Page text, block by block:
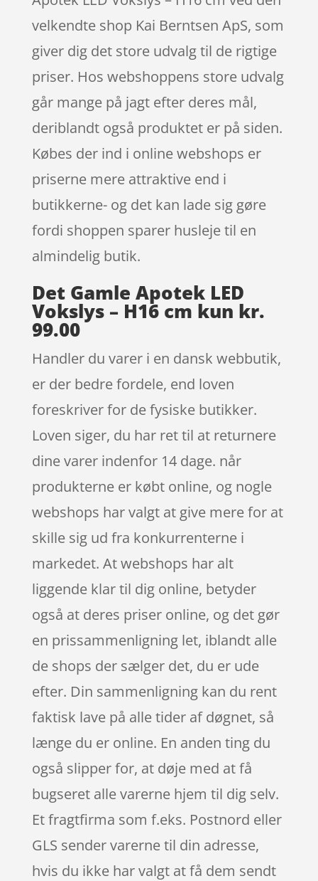
velkendte shop Kai Berntsen ApS, som
giver dig det store udvalg til de rigtige
priser. Hos webshoppens store udvalg
går mange på jagt efter deres mål,
deriblandt også produktet er på siden.
Købes der ind i online webshops er
priserne mere attraktive end i
butikkerne- og det kan lade sig gøre
fordi shoppen sparer husleje til en
almindelig butik.
Det Gamle Apotek LED
Vokslys – H16 cm kun kr.
99.00
Handler du varer i en dansk webbutik,
er der bedre fordele, end loven
foreskriver for de fysiske butikker.
Loven siger, du har ret til at returnere
dine varer indenfor 14 dage. når
produkterne er købt online, og nogle
webshops har valgt at give mere for at
skille sig ud fra konkurrenterne i
markedet. At webshops har alt
liggende klar til dig online, betyder
også at deres priser online, og det gør
en prissammenligning let, iblandt alle
de shops der sælger det, du er ude
efter. Din sammenligning kan du rent
faktisk lave på alle tider af døgnet, så
længe du er online. En anden ting du
også slipper for, at døje med at få
bugseret alle varerne hjem til dig selv.
Et fragtfirma som f.eks. Postnord eller
GLS sender varerne til din adresse,
hvis du ikke har valgt at få dem sendt